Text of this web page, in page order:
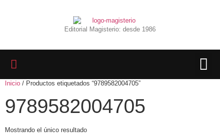
Editorial Magisterio: desde 1986
Inicio / Productos etiquetados “9789582004705”
9789582004705
Mostrando el único resultado